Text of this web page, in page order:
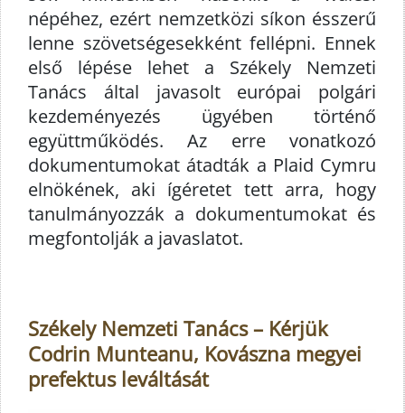
népéhez, ezért nemzetközi síkon ésszerű
lenne szövetségesekként fellépni. Ennek
első lépése lehet a Székely Nemzeti
Tanács által javasolt európai polgári
kezdeményezés ügyében történő
együttműködés. Az erre vonatkozó
dokumentumokat átadták a Plaid Cymru
elnökének, aki ígéretet tett arra, hogy
tanulmányozzák a dokumentumokat és
megfontolják a javaslatot.
Székely Nemzeti Tanács – Kérjük
Codrin Munteanu, Kovászna megyei
prefektus leváltását